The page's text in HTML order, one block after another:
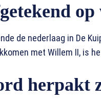
op
de nederlaag in De
met Willem II, is
herpakt